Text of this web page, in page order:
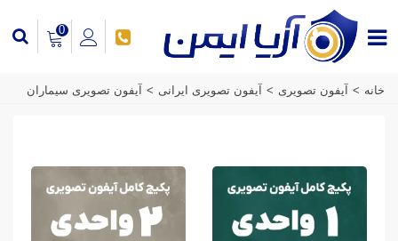
0
خانه > آیفون تصویری > آیفون تصویری ایرانی > آیفون تصویری سیماران